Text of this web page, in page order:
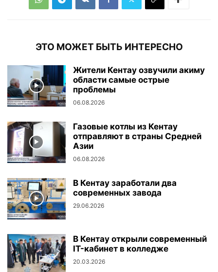
ЭТО МОЖЕТ БЫТЬ ИНТЕРЕСНО
Жители Кентау озвучили акиму
области самые острые
проблемы
06.08.2026
Газовые котлы из Кентау
отправляют в страны Средней
Азии
06.08.2026
В Кентау заработали два
современных завода
29.06.2026
В Кентау открыли современный
IT-кабинет в колледже
20.03.2026